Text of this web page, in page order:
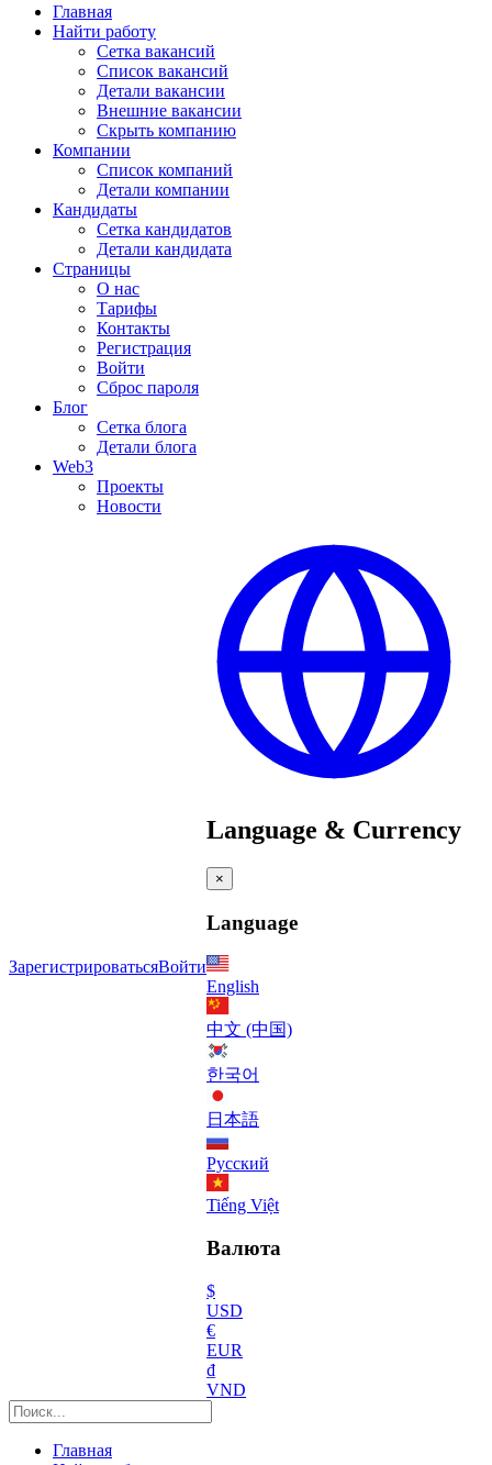
Главная
Найти работу
Сетка вакансий
Список вакансий
Детали вакансии
Внешние вакансии
Скрыть компанию
Компании
Список компаний
Детали компании
Кандидаты
Сетка кандидатов
Детали кандидата
Страницы
О нас
Тарифы
Контакты
Регистрация
Войти
Сброс пароля
Блог
Сетка блога
Детали блога
Web3
Проекты
Новости
ЗарегистрироватьсяВойти
Language & Currency
×
Language
English
中文 (中国)
한국어
日本語
Русский
Tiếng Việt
Валюта
$
USD
€
EUR
₫
VND
Главная